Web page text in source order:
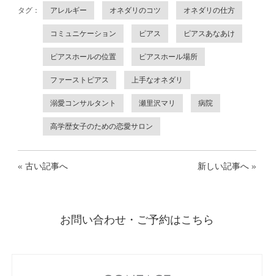
タグ： アレルギー オネダリのコツ オネダリの仕方
コミュニケーション ピアス ピアスあなあけ
ピアスホールの位置 ピアスホール場所
ファーストピアス 上手なオネダリ
溺愛コンサルタント 瀬里沢マリ 病院
高学歴女子のための恋愛サロン
« 古い記事へ 新しい記事へ »
お問い合わせ・ご予約はこちら